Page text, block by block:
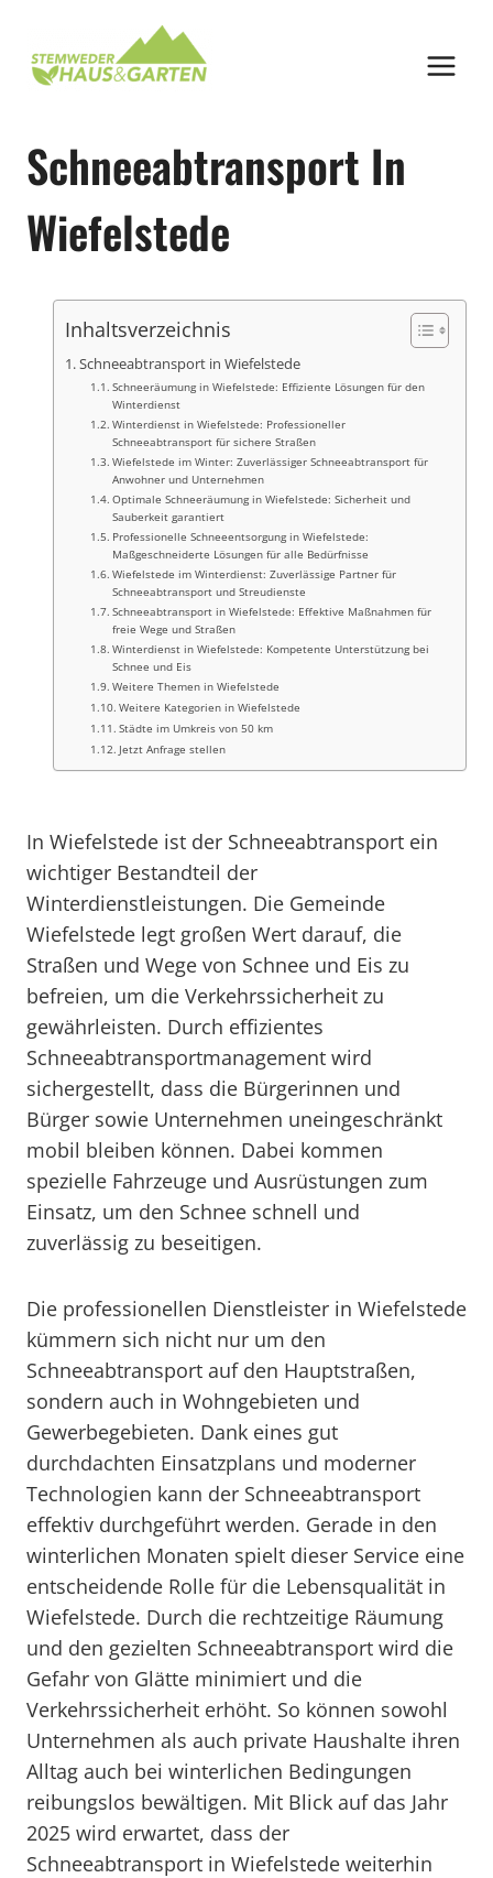
springen
Schneeabtransport In
Wiefelstede
Inhaltsverzeichnis
Schneeabtransport in Wiefelstede
Schneeräumung in Wiefelstede: Effiziente Lösungen für den
Winterdienst
Winterdienst in Wiefelstede: Professioneller
Schneeabtransport für sichere Straßen
Wiefelstede im Winter: Zuverlässiger Schneeabtransport für
Anwohner und Unternehmen
Optimale Schneeräumung in Wiefelstede: Sicherheit und
Sauberkeit garantiert
Professionelle Schneeentsorgung in Wiefelstede:
Maßgeschneiderte Lösungen für alle Bedürfnisse
Wiefelstede im Winterdienst: Zuverlässige Partner für
Schneeabtransport und Streudienste
Schneeabtransport in Wiefelstede: Effektive Maßnahmen für
freie Wege und Straßen
Winterdienst in Wiefelstede: Kompetente Unterstützung bei
Schnee und Eis
Weitere Themen in Wiefelstede
Weitere Kategorien in Wiefelstede
Städte im Umkreis von 50 km
Jetzt Anfrage stellen
In Wiefelstede ist der Schneeabtransport ein
wichtiger Bestandteil der
Winterdienstleistungen. Die Gemeinde
Wiefelstede legt großen Wert darauf, die
Straßen und Wege von Schnee und Eis zu
befreien, um die Verkehrssicherheit zu
gewährleisten. Durch effizientes
Schneeabtransportmanagement wird
sichergestellt, dass die Bürgerinnen und
Bürger sowie Unternehmen uneingeschränkt
mobil bleiben können. Dabei kommen
spezielle Fahrzeuge und Ausrüstungen zum
Einsatz, um den Schnee schnell und
zuverlässig zu beseitigen.
Die professionellen Dienstleister in Wiefelstede
kümmern sich nicht nur um den
Schneeabtransport auf den Hauptstraßen,
sondern auch in Wohngebieten und
Gewerbegebieten. Dank eines gut
durchdachten Einsatzplans und moderner
Technologien kann der Schneeabtransport
effektiv durchgeführt werden. Gerade in den
winterlichen Monaten spielt dieser Service eine
entscheidende Rolle für die Lebensqualität in
Wiefelstede. Durch die rechtzeitige Räumung
und den gezielten Schneeabtransport wird die
Gefahr von Glätte minimiert und die
Verkehrssicherheit erhöht. So können sowohl
Unternehmen als auch private Haushalte ihren
Alltag auch bei winterlichen Bedingungen
reibungslos bewältigen. Mit Blick auf das Jahr
2025 wird erwartet, dass der
Schneeabtransport in Wiefelstede weiterhin